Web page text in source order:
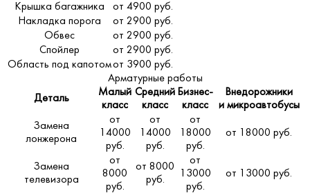
Крышка багажника
от 4900 руб.
Накладка порога
от 2900 руб.
Обвес
от 2900 руб.
Спойлер
от 2900 руб.
Область под капотомот 3900 руб.
Арматурные работы
Деталь
Малый
класс
Средний
класс
Бизнес-
класс
Внедорожники
и микроавтобусы
Замена
лонжерона
от
14000
руб.
от
14000
руб.
от
18000
руб.
от 18000 руб.
Замена
телевизора
от
8000
руб.
от 8000
руб.
от
13000
руб.
от 13000 руб.